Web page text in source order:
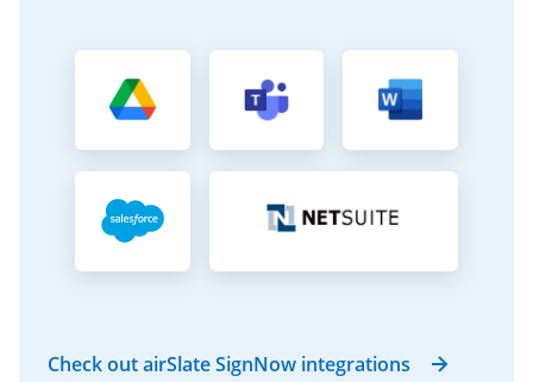
Check out airSlate SignNow integrations